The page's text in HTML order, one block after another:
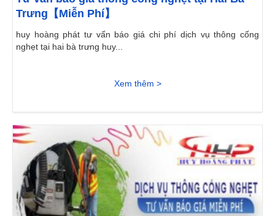
Trưng【Miễn Phí】
huy hoàng phát tư vấn báo giá chi phí dịch vụ thông cống
nghẹt tại hai bà trưng huy...
Xem thêm >